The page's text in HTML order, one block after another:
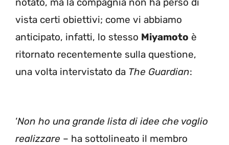
notato, ma la compagnia non ha perso di
vista certi obiettivi; come vi abbiamo
anticipato, infatti, lo stesso Miyamoto è
ritornato recentemente sulla questione,
una volta intervistato da The Guardian:
‘Non ho una grande lista di idee che voglio
realizzare – ha sottolineato il membro